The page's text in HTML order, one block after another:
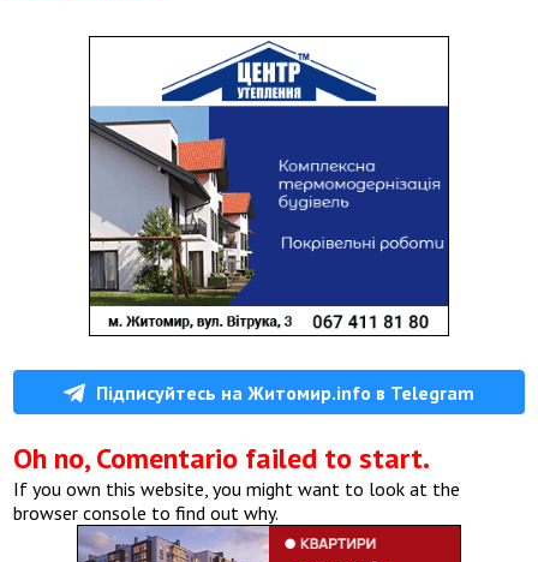
Підписуйтесь на Житомир.info в Telegram
Oh no, Comentario failed to start.
If you own this website, you might want to look at the
browser console to find out why.